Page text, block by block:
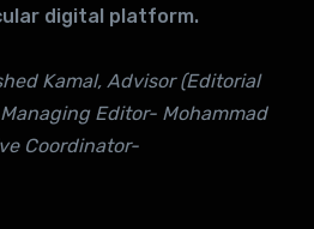
digital platform.
Kamal, Advisor (Editorial
Editor- Mohammad
Coordinator-